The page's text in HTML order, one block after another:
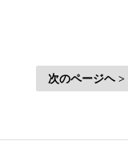
次のページヘ >